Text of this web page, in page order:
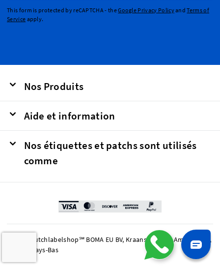
This form is protected by reCAPTCHA - theGoogle Privacy PolicyandTerms of
Service apply.
Nos Produits
Aide et information
Nos étiquettes et patchs sont utilisés
comme
© 2026 Dutchlabelshop℠ BOMA EU BV, Kraanspoor 50, Amsterdam,
1033 SE Pays-Bas